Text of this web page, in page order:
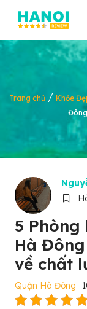
Trang chủ/ Khỏe
5
Hà
về chất
Quận Hà Đông